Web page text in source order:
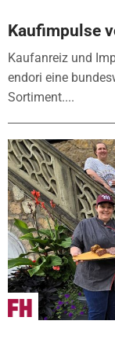
Kaufimpulse
Kaufanreiz und
endori eine
Sortiment....